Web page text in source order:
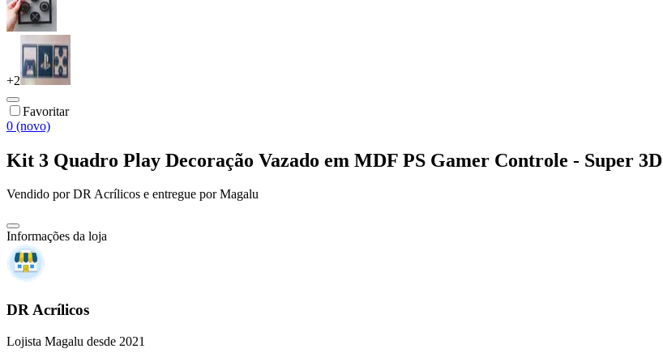
+2
Favoritar
0 (novo)
Kit 3 Quadro Play Decoração Vazado em MDF PS Gamer Controle - Super 3D
Vendido porDR Acrílicos e entregue por Magalu
Informações da loja
DR Acrílicos
Lojista Magalu desde 2021